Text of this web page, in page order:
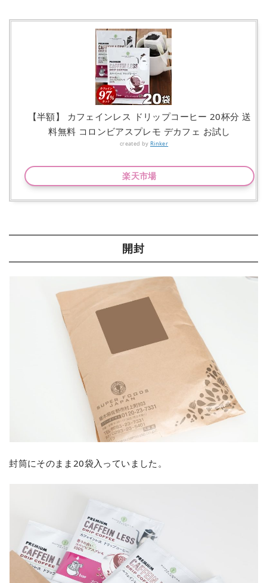
【半額】 カフェインレス ドリップコーヒー 20杯分 送
料無料 コロンビアスプレモ デカフェ お試し
created by Rinker
楽天市場
開封
封筒にそのまま20袋入っていました。